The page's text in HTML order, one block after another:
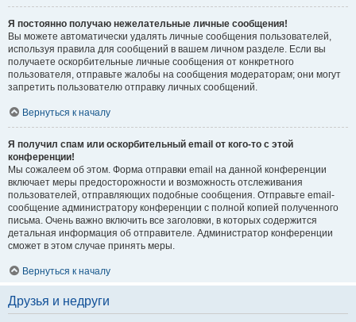
Я постоянно получаю нежелательные личные сообщения!
Вы можете автоматически удалять личные сообщения пользователей,
используя правила для сообщений в вашем личном разделе. Если вы
получаете оскорбительные личные сообщения от конкретного
пользователя, отправьте жалобы на сообщения модераторам; они могут
запретить пользователю отправку личных сообщений.
Вернуться к началу
Я получил спам или оскорбительный email от кого-то с этой
конференции!
Мы сожалеем об этом. Форма отправки email на данной конференции
включает меры предосторожности и возможность отслеживания
пользователей, отправляющих подобные сообщения. Отправьте email-
сообщение администратору конференции с полной копией полученного
письма. Очень важно включить все заголовки, в которых содержится
детальная информация об отправителе. Администратор конференции
сможет в этом случае принять меры.
Вернуться к началу
Друзья и недруги